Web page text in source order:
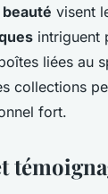
visent
intriguent
liées au
collections
fort.